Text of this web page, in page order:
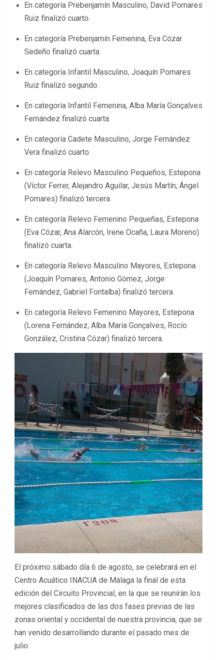
En categoría Prebenjamín Masculino, David Pomares
Ruiz finalizó cuarto.
En categoría Prebenjamín Femenina, Eva Cózar
Sedeño finalizó cuarta.
En categoría Infantil Masculino, Joaquín Pomares
Ruiz finalizó segundo.
En categoría Infantil Femenina, Alba María Gonçalves
Fernández finalizó cuarta.
En categoría Cadete Masculino, Jorge Fernández
Vera finalizó cuarto.
En categoría Relevo Masculino Pequeños, Estepona
(Víctor Ferrer, Alejandro Aguilar, Jesús Martín, Ángel
Pomares) finalizó tercera.
En categoría Relevo Femenino Pequeñas, Estepona
(Eva Cózar, Ana Alarcón, Irene Ocaña, Laura Moreno)
finalizó cuarta.
En categoría Relevo Masculino Mayores, Estepona
(Joaquín Pomares, Antonio Gómez, Jorge
Fernández, Gabriel Fontalba) finalizó tercera.
En categoría Relevo Femenino Mayores, Estepona
(Lorena Fernández, Alba María Gonçalves, Rocío
González, Cristina Cózar) finalizó tercera.
El próximo sábado día 6 de agosto, se celebrará en el
Centro Acuático INACUA de Málaga la final de esta
edición del Circuito Provincial, en la que se reunirán los
mejores clasificados de las dos fases previas de las
zonas oriental y occidental de nuestra provincia, que se
han venido desarrollando durante el pasado mes de
julio.